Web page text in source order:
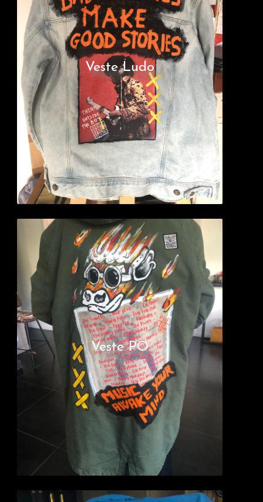
Veste Ludo
Veste PO